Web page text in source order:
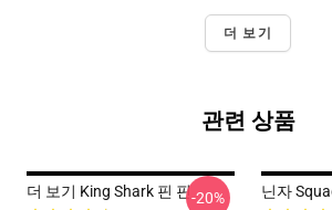
더 보기
관련 상품
더 보기 King Shark 핀 핀-20% 닌자